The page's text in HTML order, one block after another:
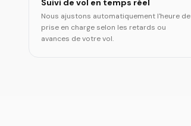
Nous ajustons automatiquement l'heure de
prise en charge selon les retards ou
avances de votre vol.